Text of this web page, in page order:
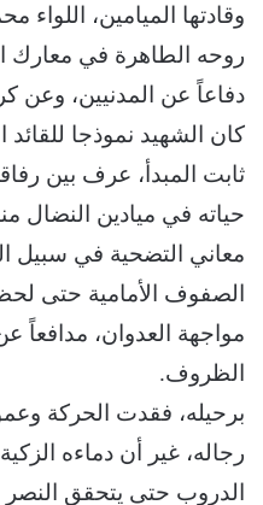
وقادتها الميامين، اللواء
روحه الطاهرة في معارك
دفاعاً عن المدنيين، وعن
كان الشهيد نموذجا للقائد
ثابت المبدأ، عرف بين
حياته في ميادين النضال
معاني التضحية في سبيل
الصفوف الأمامية حتى
مواجهة العدوان، مدافعاً
الظروف.
برحيله، فقدت الحركة
رجاله، غير أن دماءه
الدروب حتى يتحقق